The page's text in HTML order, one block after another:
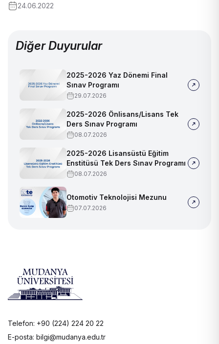
24.06.2022
Diğer Duyurular
2025-2026 Yaz Dönemi Final
Sınav Programı
29.07.2026
2025-2026 Önlisans/Lisans Tek
Ders Sınav Programı
08.07.2026
2025-2026 Lisansüstü Eğitim
Enstitüsü Tek Ders Sınav Programı
08.07.2026
Otomotiv Teknolojisi Mezunu
07.07.2026
Telefon: +90 (224) 224 20 22
E-posta: bilgi@mudanya.edu.tr